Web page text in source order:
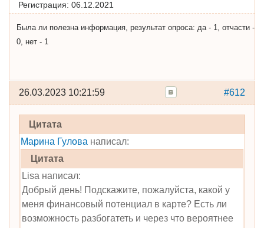
Регистрация: 06.12.2021
Была ли полезна информация, результат опроса: да - 1, отчасти -
0, нет - 1
#612
26.03.2023 10:21:59
Цитата
Марина Гулова написал:
Цитата
Lisa написал:
Добрый день! Подскажите, пожалуйста, какой у
меня финансовый потенциал в карте? Есть ли
возможность разбогатеть и через что вероятнее